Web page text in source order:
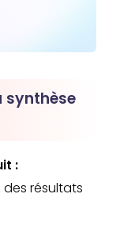
synthèse
:
résultats